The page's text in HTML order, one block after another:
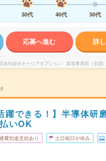
30代 40代 50代
応募へ進む 詳
会社綜合キャリアオプション 製造事業部（全国）
躍できる！】半導体研
いOK
費別途支給あり 土日祝日が休み